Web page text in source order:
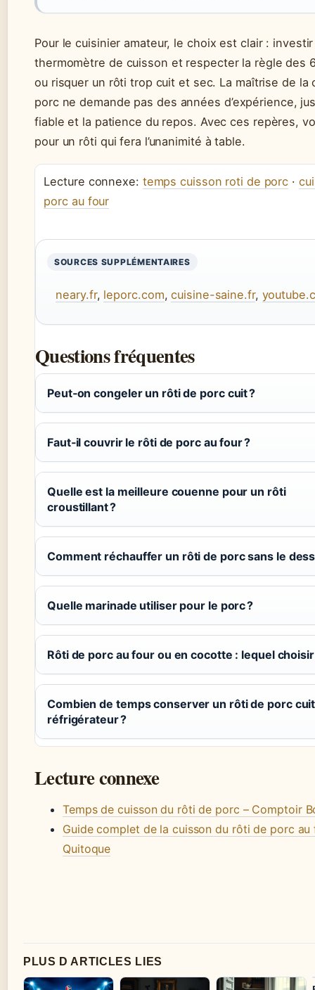
Pour le cuisinier amateur, le choix est clair :
thermomètre de cuisson et respecter la règle des
ou risquer un rôti trop cuit et sec. La maîtrise de la
porc ne demande pas des années d’expérience,
fiable et la patience du repos. Avec ces repères,
pour un rôti qui fera l’unanimité à table.
Lecture connexe: temps cuisson roti de porc ·
porc au four
SOURCES SUPPLÉMENTAIRES
neary.fr, leporc.com,cuisine-saine.fr,
Questions fréquentes
Peut‑on congeler un rôti de porc cuit ?
Faut‑il couvrir le rôti de porc au four ?
Quelle est la meilleure couenne pour un rôti
croustillant ?
Comment réchauffer un rôti de porc sans le
Quelle marinade utiliser pour le porc ?
Rôti de porc au four ou en cocotte : lequel choisir
Combien de temps conserver un rôti de porc
réfrigérateur ?
Lecture connexe
Temps de cuisson du rôti de porc – Comptoir
Guide complet de la cuisson du rôti de porc au
Quitoque
PLUS D ARTICLES LIES